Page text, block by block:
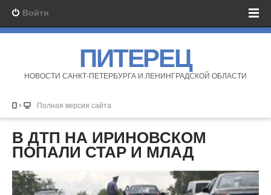
Войти
ПИТЕРЕЦ
НОВОСТИ САНКТ-ПЕТЕРБУРГА И ЛЕНИНГРАДСКОЙ ОБЛАСТИ
Полная версия сайта
В ДТП НА ИРИНОВСКОМ
ПОПАЛИ СТАР И МЛАД